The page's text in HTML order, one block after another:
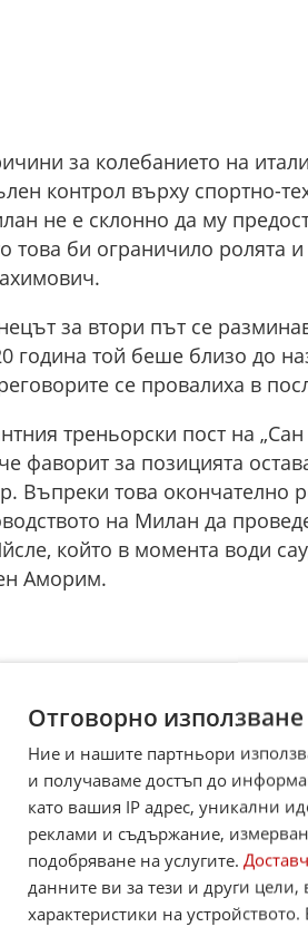
за колебанието на
контрол върху спортно-
не е склонно да му
това би ограничило ролята
за втори път се
година той беше близо до
се провалиха в
треньорски пост на
фаворит за позицията
Въпреки това
на Милан да
който в момента води
Аморим.
– във Facebook,Instagram,
News Showcase
в Google Alerts
като предпочитан източник в
Отговорно
Ние и нашите партньори
и получаваме достъп до
като вашия IP адрес, уникални
реклами и съдържание,
подобряване на услугите.
данните ви за тези и други
характеристики на